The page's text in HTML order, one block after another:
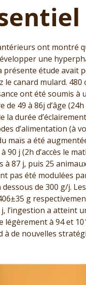
ont montré
une
présente étude avait
le canard mulard.
ont été soumis à
de 49 à 86j d’âge
la durée
d’alimentation (à
maïs a été
90 j (2h d’accès le
à 87 j, puis 25
pas été modulées
de 300 g/j.
g
j, l’ingestion a atteint
légèrement à 94 et
à de nouvelles